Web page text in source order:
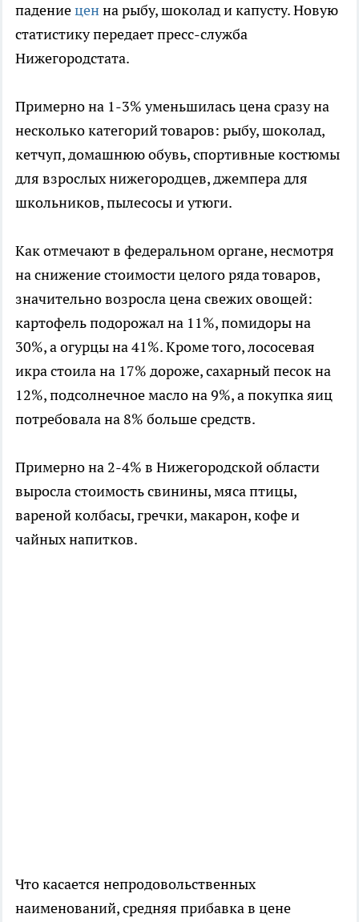
падениеценна рыбу, шоколад и капусту. Новую
статистику передает пресс-служба
Нижегородстата.
Примерно на 1-3% уменьшилась цена сразу на
несколько категорий товаров: рыбу, шоколад,
кетчуп, домашнюю обувь, спортивные костюмы
для взрослых нижегородцев, джемпера для
школьников, пылесосы и утюги.
Как отмечают в федеральном органе, несмотря
на снижение стоимости целого ряда товаров,
значительно возросла цена свежих овощей:
картофель подорожал на 11%, помидоры на
30%, а огурцы на 41%. Кроме того, лососевая
икра стоила на 17% дороже, сахарный песок на
12%, подсолнечное масло на 9%, а покупка яиц
потребовала на 8% больше средств.
Примерно на 2-4% в Нижегородской области
выросла стоимость свинины, мяса птицы,
вареной колбасы, гречки, макарон, кофе и
чайных напитков.
Что касается непродовольственных
наименований, средняя прибавка в цене